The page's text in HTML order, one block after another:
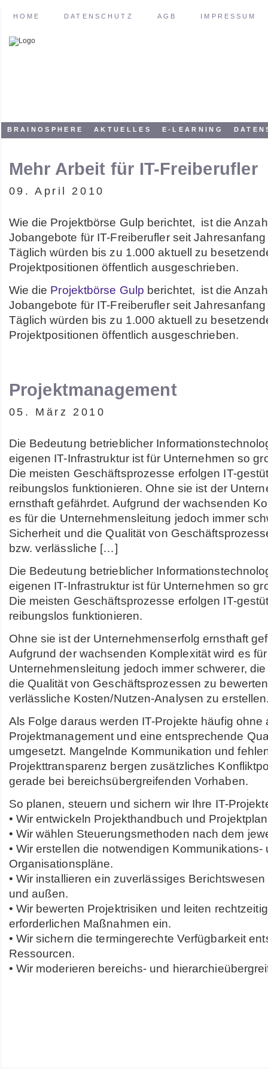
HOME DATENSCHUTZ AGB IMPRESSUM
BRAINOSPHERE AKTUELLES E-LEARNING
Mehr Arbeit für IT-Freiberufler
09. April 2010
Wie die Projektbörse Gulp berichtet, ist die
Jobangebote für IT-Freiberufler seit
Täglich würden bis zu 1.000 aktuell zu
Projektpositionen öffentlich ausgeschrieben.
Wie die Projektbörse Gulp berichtet, ist die
Jobangebote für IT-Freiberufler seit
Täglich würden bis zu 1.000 aktuell zu
Projektpositionen öffentlich ausgeschrieben.
Projektmanagement
05. März 2010
Die Bedeutung betrieblicher
eigenen IT-Infrastruktur ist für Unternehmen so
Die meisten Geschäftsprozesse erfolgen IT-
reibungslos funktionieren. Ohne sie ist der
ernsthaft gefährdet. Aufgrund der wachsenden
es für die Unternehmensleitung jedoch immer
Sicherheit und die Qualität von
bzw. verlässliche […]
Die Bedeutung betrieblicher
eigenen IT-Infrastruktur ist für Unternehmen so
Die meisten Geschäftsprozesse erfolgen IT-
reibungslos funktionieren.
Ohne sie ist der Unternehmenserfolg ernsthaft
Aufgrund der wachsenden Komplexität wird es
Unternehmensleitung jedoch immer schwerer,
die Qualität von Geschäftsprozessen zu
verlässliche Kosten/Nutzen-Analysen zu
Als Folge daraus werden IT-Projekte häufig ohne
Projektmanagement und eine entsprechende
umgesetzt. Mangelnde Kommunikation und
Projekttransparenz bergen zusätzliches
gerade bei bereichsübergreifenden Vorhaben.
So planen, steuern und sichern wir Ihre IT-
• Wir entwickeln Projekthandbuch und
• Wir wählen Steuerungsmethoden nach dem
• Wir erstellen die notwendigen Kommunikations-
Organisationspläne.
• Wir installieren ein zuverlässiges
und außen.
• Wir bewerten Projektrisiken und leiten
erforderlichen Maßnahmen ein.
• Wir sichern die termingerechte Verfügbarkeit
Ressourcen.
• Wir moderieren bereichs- und